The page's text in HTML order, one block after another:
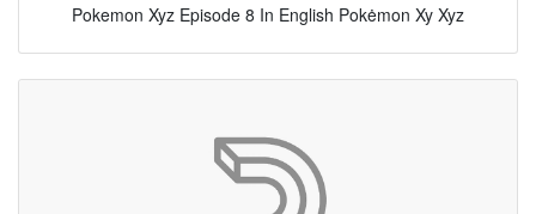
Pokemon Xyz Episode 8 In English Pokėmon Xy Xyz